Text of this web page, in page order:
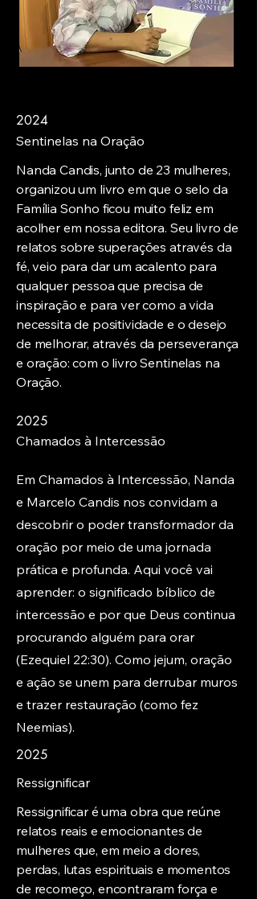
2024
Sentinelas na Oração
Nanda Candis, junto de 23 mulheres,
organizou um livro em que o selo da
Família Sonho ficou muito feliz em
acolher em nossa editora. Seu livro de
relatos sobre superações através da
fé, veio para dar um acalento para
qualquer pessoa que precisa de
inspiração e para ver como a vida
necessita de positividade e o desejo
de melhorar, através da perseverança
e oração: com o livro Sentinelas na
Oração.
2025
Chamados à Intercessão
Em Chamados à Intercessão, Nanda
e Marcelo Candis nos convidam a
descobrir o poder transformador da
oração por meio de uma jornada
prática e profunda. Aqui você vai
aprender: o significado bíblico de
intercessão e por que Deus continua
procurando alguém para orar
(Ezequiel 22:30). Como jejum, oração
e ação se unem para derrubar muros
e trazer restauração (como fez
Neemias).
2025
Ressignificar
Ressignificar é uma obra que reúne
relatos reais e emocionantes de
mulheres que, em meio a dores,
perdas, lutas espirituais e momentos
de recomeço, encontraram força e